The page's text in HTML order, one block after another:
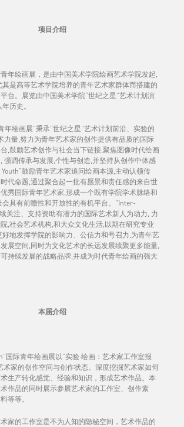
项目介绍
年绘画展，是由中国美术学院绘画艺术学院发起,
是高等艺术学院培养的青年艺术家群体而搭建的
台。展览由中国美术学院“世纪之星”艺术计划演
历史。
年绘画展”秉承“世纪之星”艺术计划前沿、实验的
力量,努力为青年艺术家的创作提供有品质的国际
,鼓励艺术创作与社会当下链接,聚焦图像时代绘画
强调传承与发展,个性与创造,并坚持从创作中体感
鼓励青年艺术家追问绘画本源,主动认领传
代命题,通过聚合起一批有愿景和责任感的来自世
秀国际青年艺术家,形成一个既有学院学术脉络和
会具有前瞻性和开放性的有机平台。“Inter-
关注、支持资助有潜力的国际艺术新人为动力, 力
,社会艺术机构,和大众文化生活,以期在研究专业
地发挥学院的影响力、公信力和号召力,为青年艺
展空间,同时为文化艺术的长远发展续聚更多能量,
持续发展的战略品牌,并成为时代青年绘画的强大
本届介绍
国际青年绘画展以“实验·绘画：艺术家工作室报
术家的创作空间与创作状态。深度挖掘艺术家如何
生产转化感觉、经验和知识，形成艺术作品。本
作品的同时展示参展艺术家的工作室、创作素
等等。
家的工作室是不为人知的隐秘空间，艺术作品的